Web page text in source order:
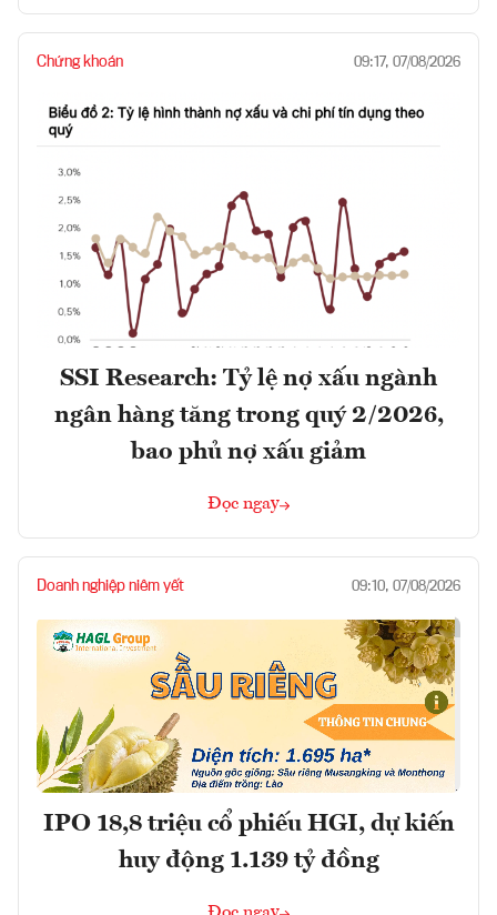
Chứng khoán 09:17, 07/08/2026
SSI Research: Tỷ lệ nợ xấu ngành
ngân hàng tăng trong quý 2/2026,
bao phủ nợ xấu giảm
Đọc ngay
Doanh nghiệp niêm yết 09:10, 07/08/2026
IPO 18,8 triệu cổ phiếu HGI, dự kiến
huy động 1.139 tỷ đồng